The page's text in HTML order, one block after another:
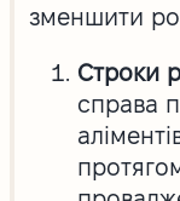
зменшити
Строки
справа